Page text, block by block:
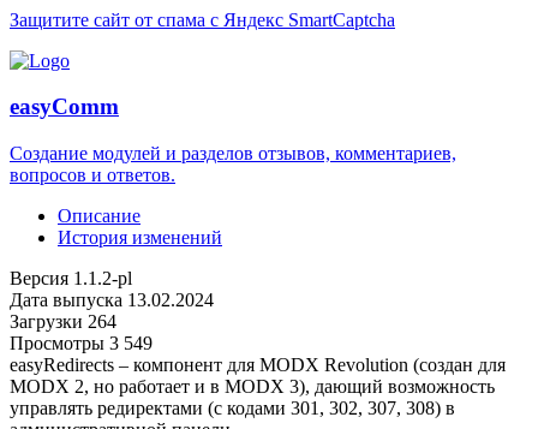
Защитите сайт от спама с Яндекс SmartCaptcha
easyComm
Создание модулей и разделов отзывов, комментариев,
вопросов и ответов.
Описание
История изменений
Версия 1.1.2-pl
Дата выпуска 13.02.2024
Загрузки 264
Просмотры 3 549
easyRedirects – компонент для MODX Revolution (создан для
MODX 2, но работает и в MODX 3), дающий возможность
управлять редиректами (с кодами 301, 302, 307, 308) в